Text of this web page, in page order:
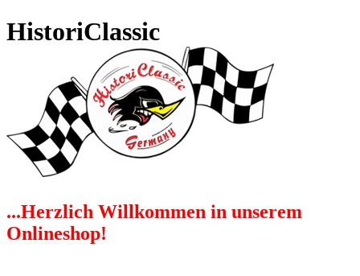
HistoriClassic
...Herzlich Willkommen in unserem
Onlineshop!